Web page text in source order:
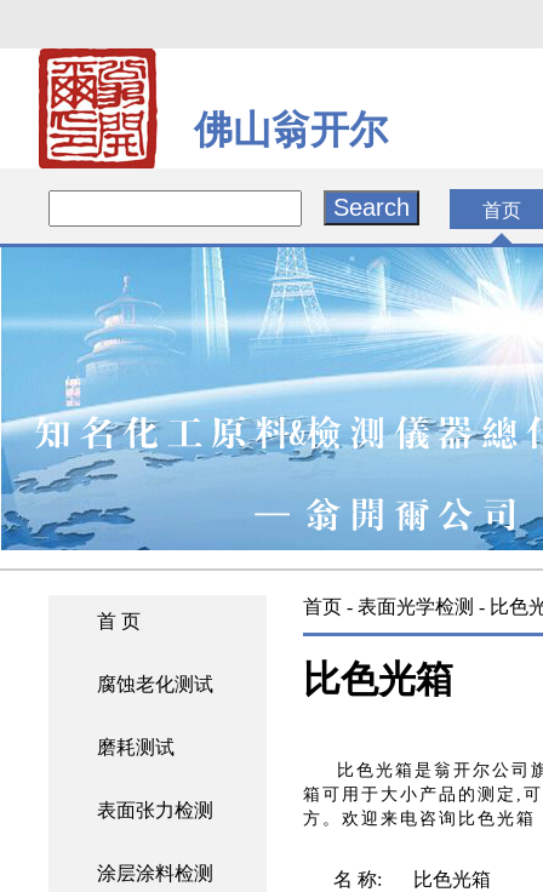
佛山翁开尔
首页
首 页
腐蚀老化测试
磨耗测试
表面张力检测
涂层涂料检测
首页 - 表面光学检测 - 比色
比色光箱
比色光箱是翁开尔公司
箱可用于大小产品的测定,
方。欢迎来电咨询比色光
名 称: 比色光箱